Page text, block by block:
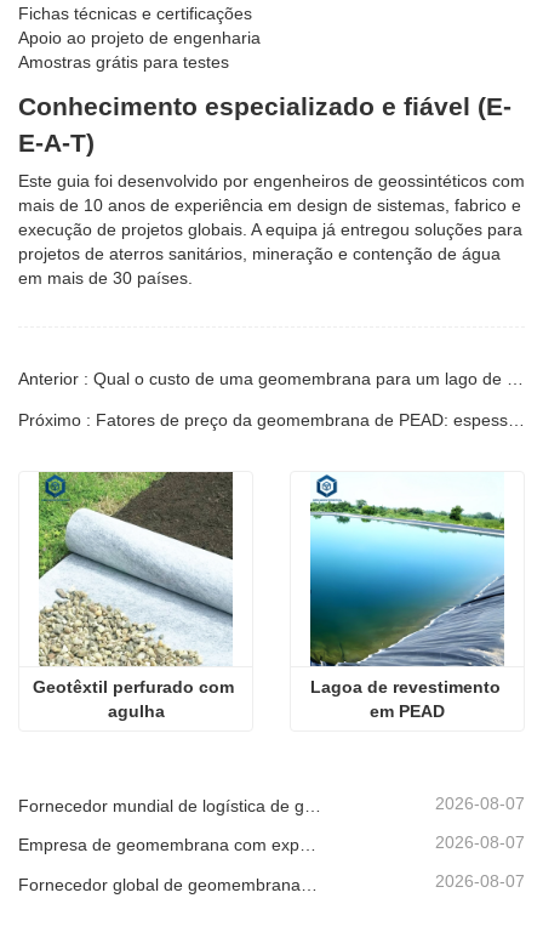
Fichas técnicas e certificações
Apoio ao projeto de engenharia
Amostras grátis para testes
Conhecimento especializado e fiável (E-
E-A-T)
Este guia foi desenvolvido por engenheiros de geossintéticos com
mais de 10 anos de experiência em design de sistemas, fabrico e
execução de projetos globais. A equipa já entregou soluções para
projetos de aterros sanitários, mineração e contenção de água
em mais de 30 países.
Geotêxtil perfurado com
agulha
Lagoa de revestimento
em PEAD
2026-08-07
Empresa de geomembrana com exportação direta de fábrica 2026-08-07
2026-08-07